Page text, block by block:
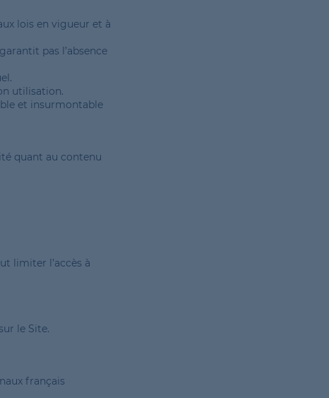
lois en vigueur et à
pas l’absence
utilisation.
et insurmontable
quant au contenu
limiter l’accès à
le Site.
français